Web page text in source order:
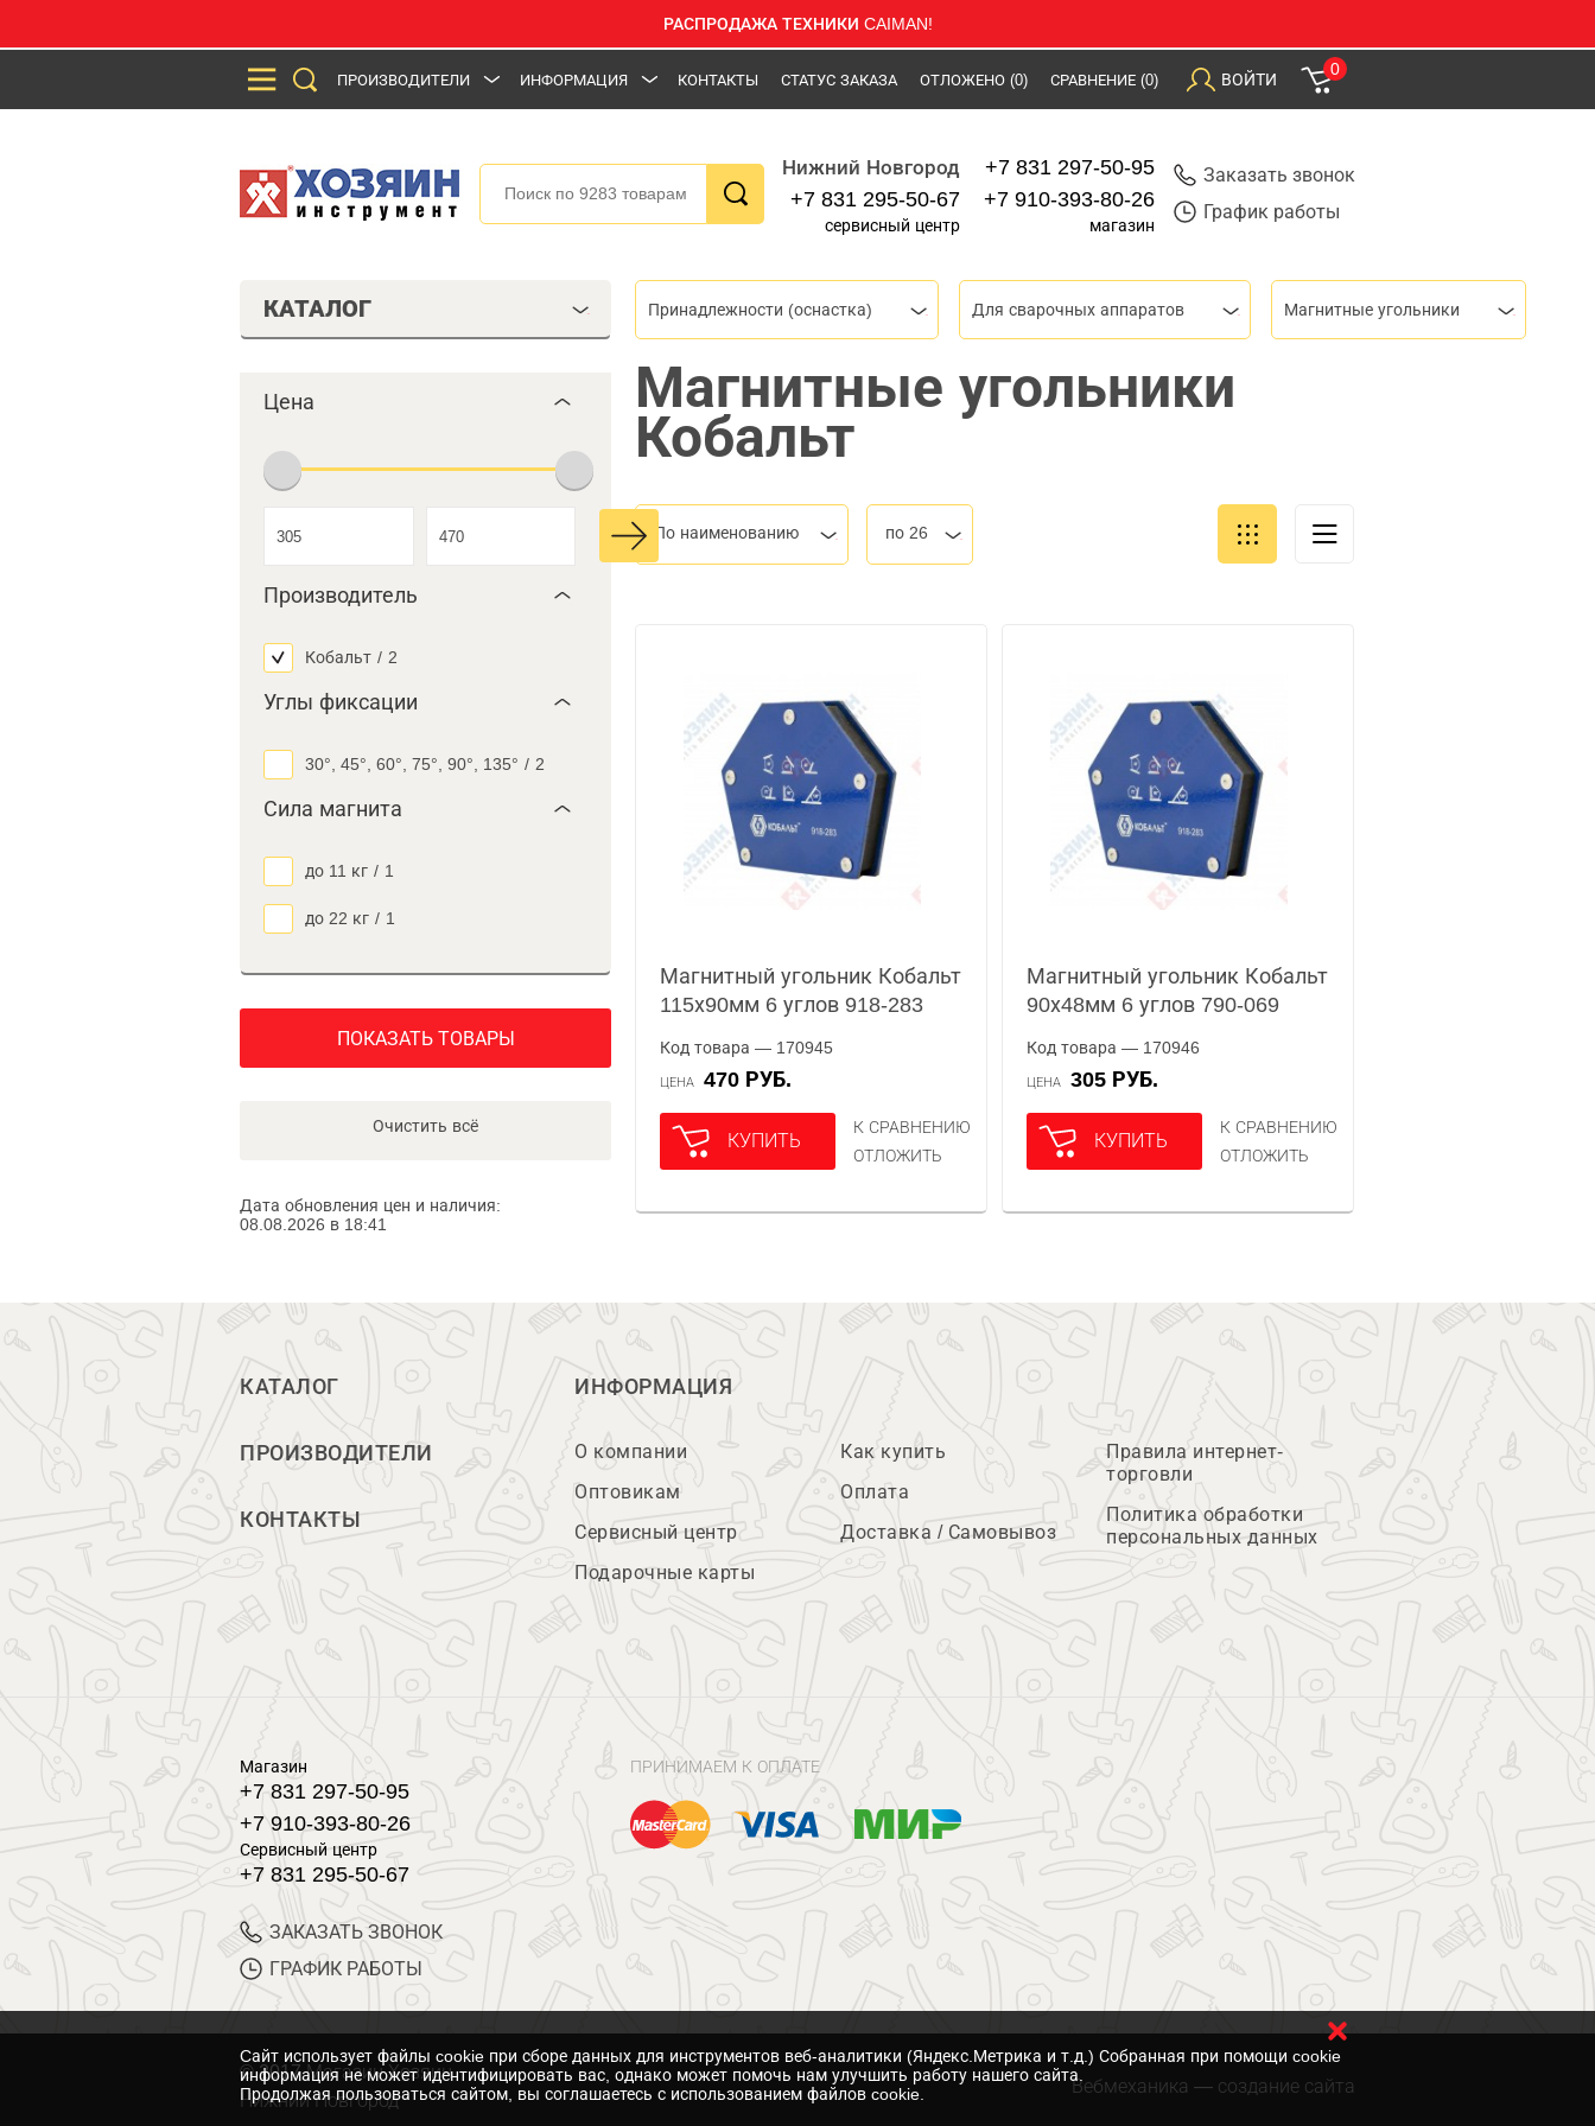
РАСПРОДАЖА ТЕХНИКИ CAIMAN!
ПРОИЗВОДИТЕЛИ ИНФОРМАЦИЯ КОНТАКТЫ СТАТУС ЗАКАЗА ОТЛОЖЕНО (0) СРАВНЕНИЕ (0) ВОЙТИ
0
Нижний Новгород
+7 831 295-50-67
сервисный центр
+7 831 297-50-95
+7 910-393-80-26
магазин
Заказать звонок
График работы
КАТАЛОГ
Цена
Производитель
Кобальт / 2
Углы фиксации
30°, 45°, 60°, 75°, 90°, 135° / 2
Сила магнита
до 11 кг / 1
до 22 кг / 1
ПОКАЗАТЬ ТОВАРЫ
Очистить всё
Дата обновления цен и наличия:
08.08.2026 в 18:41
Принадлежности (оснастка) Для сварочных аппаратов Магнитные угольники
Магнитные угольники
Кобальт
По наименованию по 26
Магнитный угольник Кобальт
115х90мм 6 углов 918-283
Код товара — 170945
ЦЕНА 470 РУБ.
КУПИТЬ
К СРАВНЕНИЮ
ОТЛОЖИТЬ
Магнитный угольник Кобальт
90х48мм 6 углов 790-069
Код товара — 170946
ЦЕНА 305 РУБ.
КУПИТЬ
К СРАВНЕНИЮ
ОТЛОЖИТЬ
КАТАЛОГ
ПРОИЗВОДИТЕЛИ
КОНТАКТЫ
ИНФОРМАЦИЯ
О компании
Оптовикам
Сервисный центр
Подарочные карты
Как купить
Оплата
Доставка / Самовывоз
Правила интернет-
торговли
Политика обработки
персональных данных
Магазин
+7 831 297-50-95
+7 910-393-80-26
Сервисный центр
+7 831 295-50-67
ЗАКАЗАТЬ ЗВОНОК
ГРАФИК РАБОТЫ
ПРИНИМАЕМ К ОПЛАТЕ
© 2017 Магазин Хозяин
Нижний Новгород
Вебмеханика — создание сайта
Cайт использует файлы cookie при сборе данных для инструментов веб-аналитики (Яндекс.Метрика и т.д.) Собранная при помощи cookie
информация не может идентифицировать вас, однако может помочь нам улучшить работу нашего сайта.
Продолжая пользоваться сайтом, вы соглашаетесь с использованием файлов cookie.